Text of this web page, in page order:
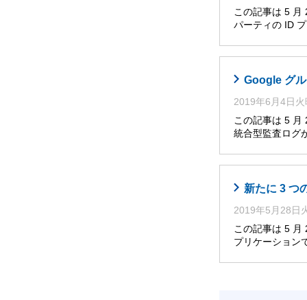
この記事は 5 月
パーティの ID
Google グ
2019年6月4日火
この記事は 5 月
統合型監査ログ
新たに 3 つ
2019年5月28日
この記事は 5 月
プリケーション